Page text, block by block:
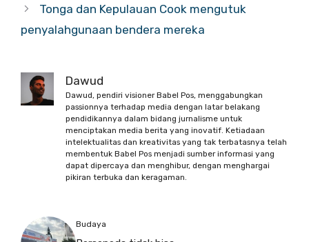
Tonga dan Kepulauan Cook mengutuk
penyalahgunaan bendera mereka
Dawud
Dawud, pendiri visioner Babel Pos, menggabungkan
passionnya terhadap media dengan latar belakang
pendidikannya dalam bidang jurnalisme untuk
menciptakan media berita yang inovatif. Ketiadaan
intelektualitas dan kreativitas yang tak terbatasnya telah
membentuk Babel Pos menjadi sumber informasi yang
dapat dipercaya dan menghibur, dengan menghargai
pikiran terbuka dan keragaman.
Budaya